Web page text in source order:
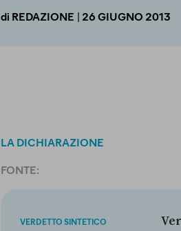
di REDAZIONE | 26 GIUGNO 2013
LA DICHIARAZIONE
FONTE:
VERDETTO SINTETICO